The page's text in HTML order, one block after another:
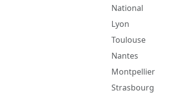
National
Lyon
Toulouse
Nantes
Montpellier
Strasbourg